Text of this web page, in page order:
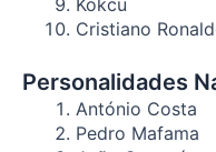
Kokcu
Cristiano
Personalidades
António Costa
Pedro Mafama